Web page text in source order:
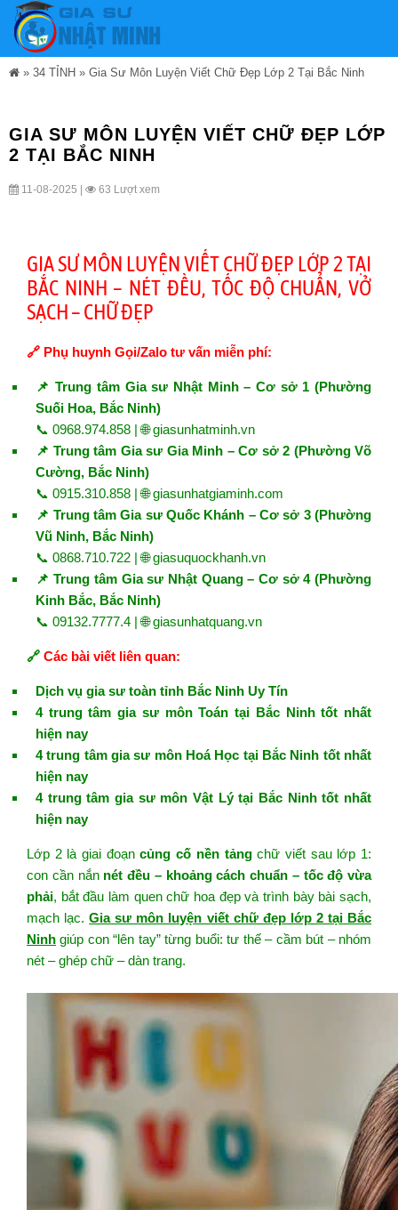
» 34 TỈNH » Gia Sư Môn Luyện Viết Chữ Đẹp Lớp 2 Tại Bắc Ninh
GIA SƯ MÔN LUYỆN VIẾT CHỮ ĐẸP LỚP
2 TẠI BẮC NINH
11-08-2025 | 63 Lượt xem
GIA SƯ MÔN LUYỆN VIẾT CHỮ ĐẸP LỚP 2 TẠI
BẮC NINH – NÉT ĐỀU, TỐC ĐỘ CHUẨN, VỞ
SẠCH – CHỮ ĐẸP
🔗 Phụ huynh Gọi/Zalo tư vấn miễn phí:
📌 Trung tâm Gia sư Nhật Minh – Cơ sở 1 (Phường
Suối Hoa, Bắc Ninh)
📞 0968.974.858 | 🌐giasunhatminh.vn
📌 Trung tâm Gia sư Gia Minh – Cơ sở 2 (Phường Võ
Cường, Bắc Ninh)
📞 0915.310.858 | 🌐giasunhatgiaminh.com
📌 Trung tâm Gia sư Quốc Khánh – Cơ sở 3 (Phường
Vũ Ninh, Bắc Ninh)
📞 0868.710.722 | 🌐giasuquockhanh.vn
📌 Trung tâm Gia sư Nhật Quang – Cơ sở 4 (Phường
Kinh Bắc, Bắc Ninh)
📞 09132.7777.4 | 🌐giasunhatquang.vn
🔗 Các bài viết liên quan:
Dịch vụ gia sư toàn tỉnh Bắc Ninh Uy Tín
4 trung tâm gia sư môn Toán tại Bắc Ninh tốt nhất
hiện nay
4 trung tâm gia sư môn Hoá Học tại Bắc Ninh tốt nhất
hiện nay
4 trung tâm gia sư môn Vật Lý tại Bắc Ninh tốt nhất
hiện nay
Lớp 2 là giai đoạncủng cố nền tảngchữ viết sau lớp 1:
con cần nắn nét đều – khoảng cách chuẩn – tốc độ vừa
phải, bắt đầu làm quen chữ hoa đẹp và trình bày bài sạch,
mạch lạc.Gia sư môn luyện viết chữ đẹp lớp 2 tại Bắc
Ninh giúp con “lên tay” từng buổi: tư thế – cầm bút – nhóm
nét – ghép chữ – dàn trang.